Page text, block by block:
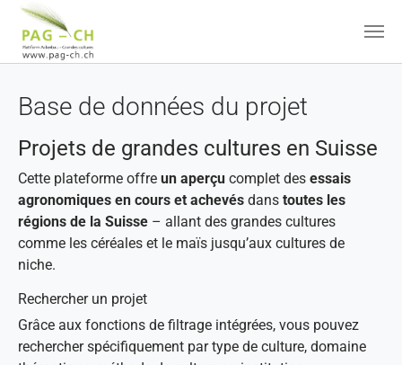
Base de données du projet
Projets de grandes cultures en Suisse
Cette plateforme offre un aperçu complet des essais
agronomiques en cours et achevés dans toutes les
régions de la Suisse – allant des grandes cultures
comme les céréales et le maïs jusqu’aux cultures de
niche.
Rechercher un projet
Grâce aux fonctions de filtrage intégrées, vous pouvez
rechercher spécifiquement par type de culture, domaine